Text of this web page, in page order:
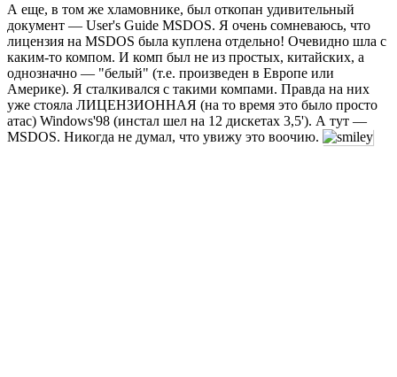
А еще, в том же хламовнике, был откопан удивительный
документ — User's Guide MSDOS. Я очень сомневаюсь, что
лицензия на MSDOS была куплена отдельно! Очевидно шла с
каким-то компом. И комп был не из простых, китайских, а
однозначно — "белый" (т.е. произведен в Европе или
Америке). Я сталкивался с такими компами. Правда на них
уже стояла ЛИЦЕНЗИОННАЯ (на то время это было просто
атас) Windows'98 (инстал шел на 12 дискетах 3,5'). А тут —
MSDOS. Никогда не думал, что увижу это воочию.